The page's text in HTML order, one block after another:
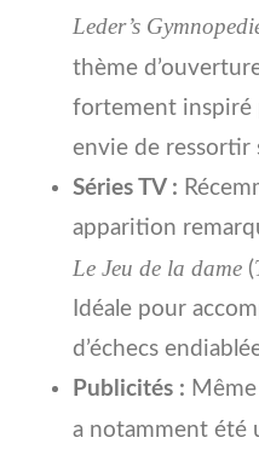
Leder’s
thème
fortement inspiré
envie de ressortir
Séries TV :
apparition
Le Jeu de la dame (
Idéale pour
d’échecs
Publicités :
a notamment été